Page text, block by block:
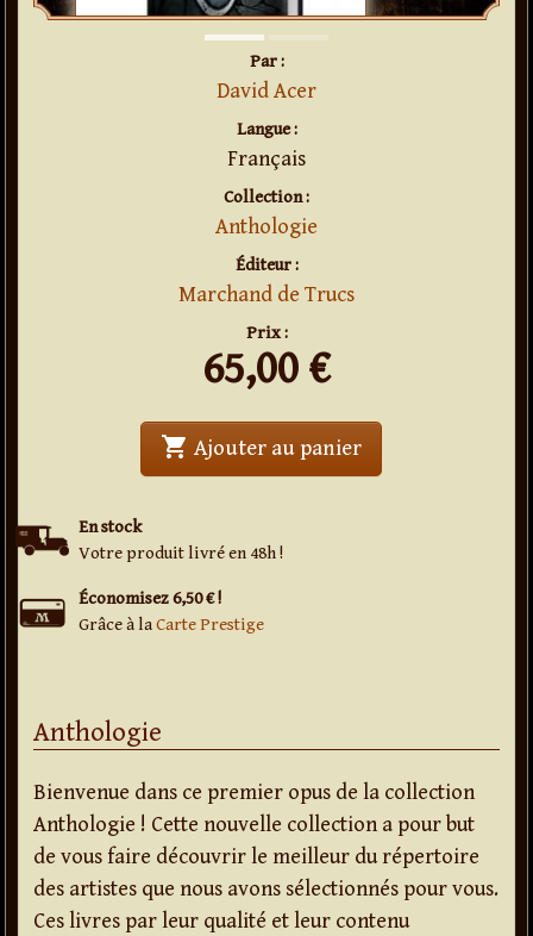
Par :
David Acer
Langue :
Français
Collection :
Anthologie
Éditeur :
Marchand de Trucs
Prix :
65,00 €
En stock
Votre produit livré en 48h !
Économisez 6,50 € !
Grâce à laCarte Prestige
shopping_cart Ajouter au panier' . Anthologie :
Anthologie
Bienvenue dans ce premier opus de la collection
Anthologie ! Cette nouvelle collection a pour but
de vous faire découvrir le meilleur du répertoire
des artistes que nous avons sélectionnés pour vous.
Ces livres par leur qualité et leur contenu